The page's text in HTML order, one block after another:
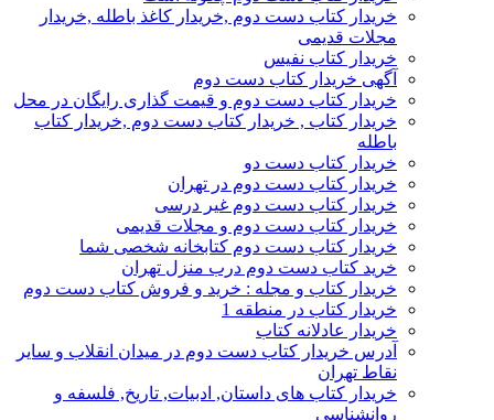
خریدار کتاب دست دوم ,خریدار کاغذ باطله ,خریدار
مجلات قدیمی
خریدار کتاب نفیس
آگهی خریدار کتاب دست دوم
خریدار کتاب دست دوم و قیمت گذاری رایگان در محل
خریدار کتاب , خریدار کتاب دست دوم ,خریدار کتاب
باطله
خریدار کتاب دست دو
خریدار کتاب دست دوم در تهران
خریدار کتاب دست دوم غیر درسی
خریدار کتاب دست دوم و مجلات قدیمی
خریدار کتاب دست دوم کتابخانه شخصی شما
خرید کتاب دست دوم درب منزل تهران
خریدار کتاب و مجله : خرید و فروش کتاب دست دوم
خریدار کتاب در منطقه 1
خریدار عادلانه کتاب
آدرس خریدار کتاب دست دوم در میدان انقلاب و سایر
نقاط تهران
خریدار کتاب های داستان, ادبیات, تاریخ, فلسفه و
روانشناسی